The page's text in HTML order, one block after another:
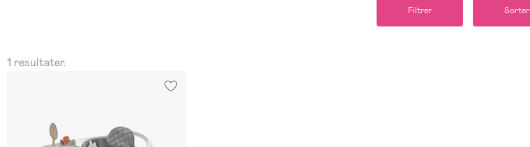
Filtrer Sorter
1 resultater.